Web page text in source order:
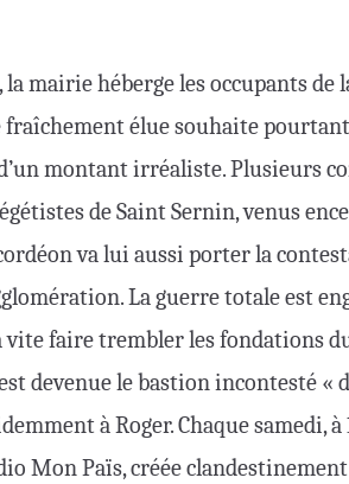
la mairie héberge les occupants
élue souhaite
montant irréaliste. Plusieurs
de Saint Sernin, venus
va lui aussi porter la
La guerre totale est
vite faire trembler les fondations
devenue le bastion incontesté «
à Roger. Chaque samedi,
Mon Païs, créée